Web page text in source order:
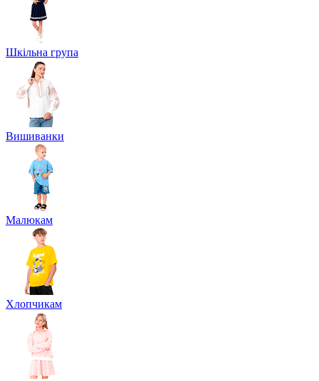
Шкільна група
Вишиванки
Малюкам
Хлопчикам